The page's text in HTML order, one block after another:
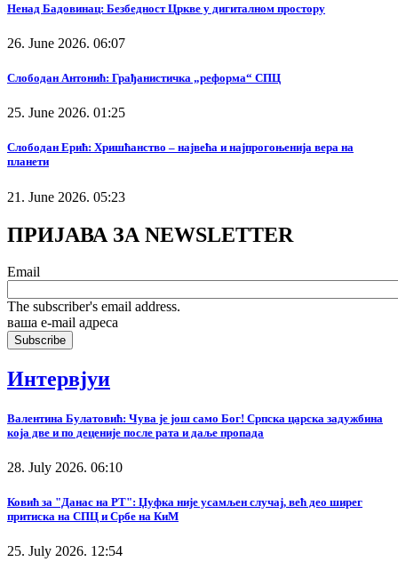
Ненад Бадовинац: Безбедност Цркве у дигиталном простору
26. June 2026. 06:07
Слободан Антонић: Грађанистичка „реформа“ СПЦ
25. June 2026. 01:25
Слободан Ерић: Хришћанство – највећа и најпрогоњенија вера на
планети
21. June 2026. 05:23
ПРИЈАВА ЗА NEWSLETTER
Email
The subscriber's email address.
ваша е-mail адреса
Интервјуи
Валентина Булатовић: Чува је још само Бог! Српска царска задужбина
која две и по деценије после рата и даље пропада
28. July 2026. 06:10
Ковић за "Данас на РТ": Џуфка није усамљен случај, већ део ширег
притиска на СПЦ и Србе на КиМ
25. July 2026. 12:54